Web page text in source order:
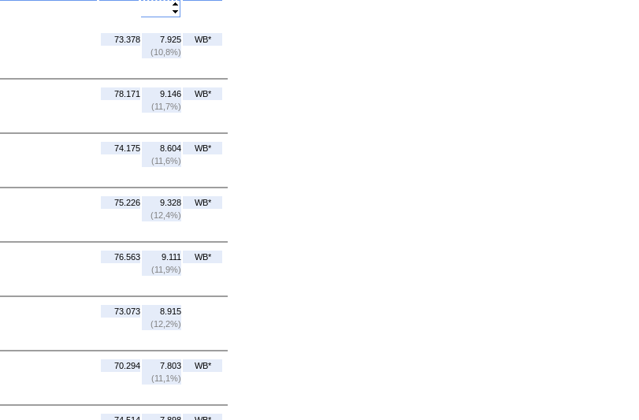
73.378
7.925
(10,8%)
WB*
78.171
9.146
(11,7%)
WB*
74.175
8.604
(11,6%)
WB*
75.226
9.328
(12,4%)
WB*
76.563
9.111
(11,9%)
WB*
73.073
8.915
(12,2%)
70.294
7.803
(11,1%)
WB*